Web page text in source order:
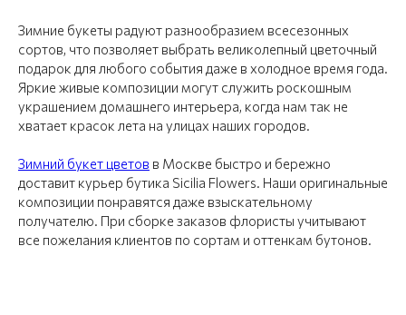
Зимние букеты радуют разнообразием всесезонных
сортов, что позволяет выбрать великолепный цветочный
подарок для любого события даже в холодное время года.
Яркие живые композиции могут служить роскошным
украшением домашнего интерьера, когда нам так не
хватает красок лета на улицах наших городов.
Зимний букет цветов в Москве быстро и бережно
доставит курьер бутика Sicilia Flowers. Наши оригинальные
композиции понравятся даже взыскательному
получателю. При сборке заказов флористы учитывают
все пожелания клиентов по сортам и оттенкам бутонов.